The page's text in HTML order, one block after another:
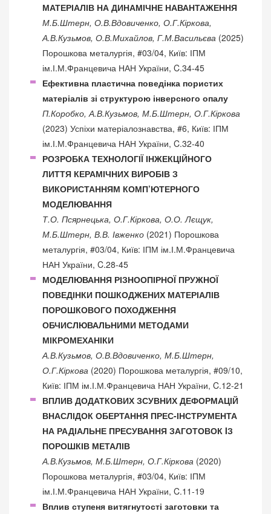
МАТЕРІАЛІВ НА ДИНАМІЧНЕ НАВАНТАЖЕННЯ
М.Б.Штерн, О.В.Вдовиченко, О.Г.Кіркова,
А.В.Кузьмов, О.В.Михайлов, Г.М.Васильєва (2025)
Порошкова металургія, #03/04, Київ: ІПМ
ім.І.М.Францевича НАН України, C.34-45
Ефективна пластична поведінка пористих
матеріалів зі структурою інверсного опалу
П.Коробко, А.В.Кузьмов, М.Б.Штерн, О.Г.Кіркова
(2023) Успіхи матеріалознавства, #6, Київ: ІПМ
ім.І.М.Францевича НАН України, C.32-40
РОЗРОБКА ТЕХНОЛОГІЇ ІНЖЕКЦІЙНОГО
ЛИТТЯ КЕРАМІЧНИХ ВИРОБІВ З
ВИКОРИСТАННЯМ КОМП’ЮТЕРНОГО
МОДЕЛЮВАННЯ
Т.О. Псярнецька, О.Г.Кіркова, О.О. Лєщук,
М.Б.Штерн, В.В. Івженко (2021) Порошкова
металургія, #03/04, Київ: ІПМ ім.І.М.Францевича
НАН України, C.28-45
МОДЕЛЮВАННЯ РІЗНООПІРНОЇ ПРУЖНОЇ
ПОВЕДІНКИ ПОШКОДЖЕНИХ МАТЕРІАЛІВ
ПОРОШКОВОГО ПОХОДЖЕННЯ
ОБЧИСЛЮВАЛЬНИМИ МЕТОДАМИ
МІКРОМЕХАНІКИ
А.В.Кузьмов, О.В.Вдовиченко, М.Б.Штерн,
О.Г.Кіркова (2020) Порошкова металургія, #09/10,
Київ: ІПМ ім.І.М.Францевича НАН України, C.12-21
ВПЛИВ ДОДАТКОВИХ ЗСУВНИХ ДЕФОРМАЦІЙ
ВНАСЛІДОК ОБЕРТАННЯ ПРЕС-ІНСТРУМЕНТА
НА РАДІАЛЬНЕ ПРЕСУВАННЯ ЗАГОТОВОК IЗ
ПОРОШКІВ МЕТАЛІВ
А.В.Кузьмов, М.Б.Штерн, О.Г.Кіркова (2020)
Порошкова металургія, #03/04, Київ: ІПМ
ім.І.М.Францевича НАН України, C.11-19
Вплив ступеня витягнутості заготовки та